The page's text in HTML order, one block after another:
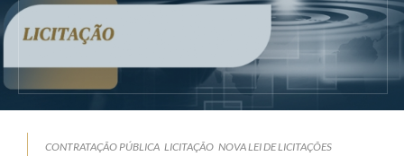
CONTRATAÇÃO PÚBLICA LICITAÇÃO NOVA LEI DE LICITAÇÕES